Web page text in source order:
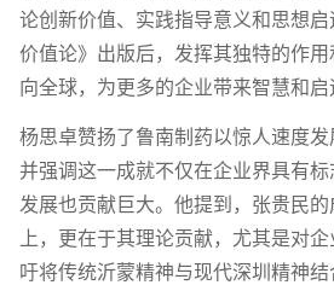
论创新价值、实践指导意义和思想
价值论》出版后，发挥其独特的作
向全球，为更多的企业带来智慧和启
杨思卓赞扬了鲁南制药以惊人速度发
并强调这一成就不仅在企业界具有
发展也贡献巨大。他提到，张贵民
上，更在于其理论贡献，尤其是对
吁将传统沂蒙精神与现代深圳精神